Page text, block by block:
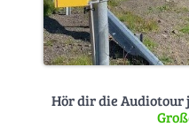
Hör dir die Audiotour